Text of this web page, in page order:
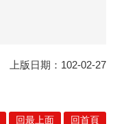
上版日期：102-02-27
回最上面 回首頁